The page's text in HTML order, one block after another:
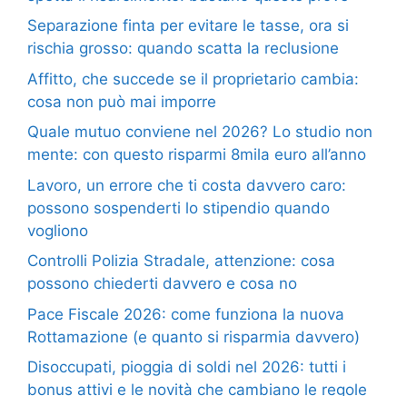
Separazione finta per evitare le tasse, ora si
rischia grosso: quando scatta la reclusione
Affitto, che succede se il proprietario cambia:
cosa non può mai imporre
Quale mutuo conviene nel 2026? Lo studio non
mente: con questo risparmi 8mila euro all’anno
Lavoro, un errore che ti costa davvero caro:
possono sospenderti lo stipendio quando
vogliono
Controlli Polizia Stradale, attenzione: cosa
possono chiederti davvero e cosa no
Pace Fiscale 2026: come funziona la nuova
Rottamazione (e quanto si risparmia davvero)
Disoccupati, pioggia di soldi nel 2026: tutti i
bonus attivi e le novità che cambiano le regole